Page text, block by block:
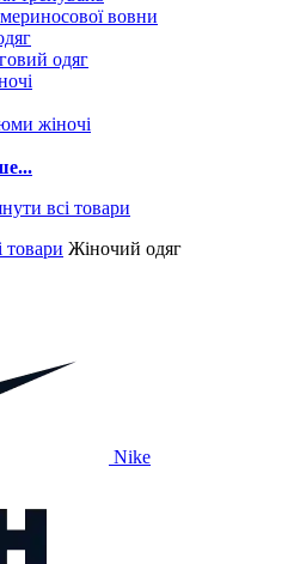
вовни
одяг
жіночі
товари Жіночий одяг
Nike